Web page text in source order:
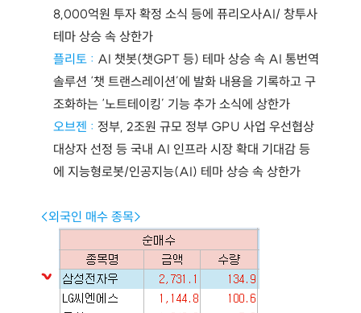
8,000억원 투자 확정 소식 등에 퓨리오사AI/ 창투사
테마 상승 속 상한가
플리토 : AI 챗봇(챗GPT 등) 테마 상승 속 AI 통번역
솔루션 ‘챗 트랜스레이션’에 발화 내용을 기록하고 구
조화하는 ‘노트테이킹’ 기능 추가 소식에 상한가
오브젠 : 정부, 2조원 규모 정부 GPU 사업 우선협상
대상자 선정 등 국내 AI 인프라 시장 확대 기대감 등
에 지능형로봇/인공지능(AI) 테마 상승 속 상한가
<외국인 매수 종목>